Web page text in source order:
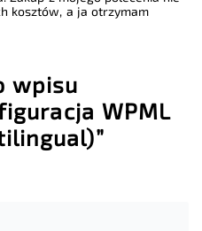
kosztów, a ja otrzymam
wpisu
WPML